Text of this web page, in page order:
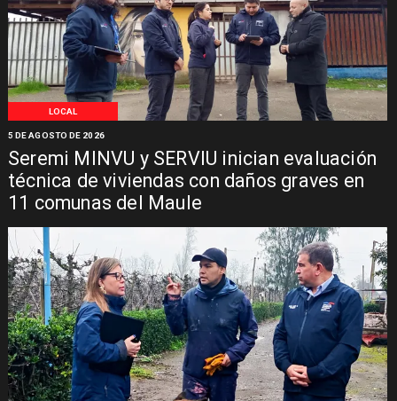
LOCAL
Seremi MINVU y SERVIU inician evaluación
técnica de viviendas con daños graves en
11 comunas del Maule
5 DE AGOSTO DE 2026